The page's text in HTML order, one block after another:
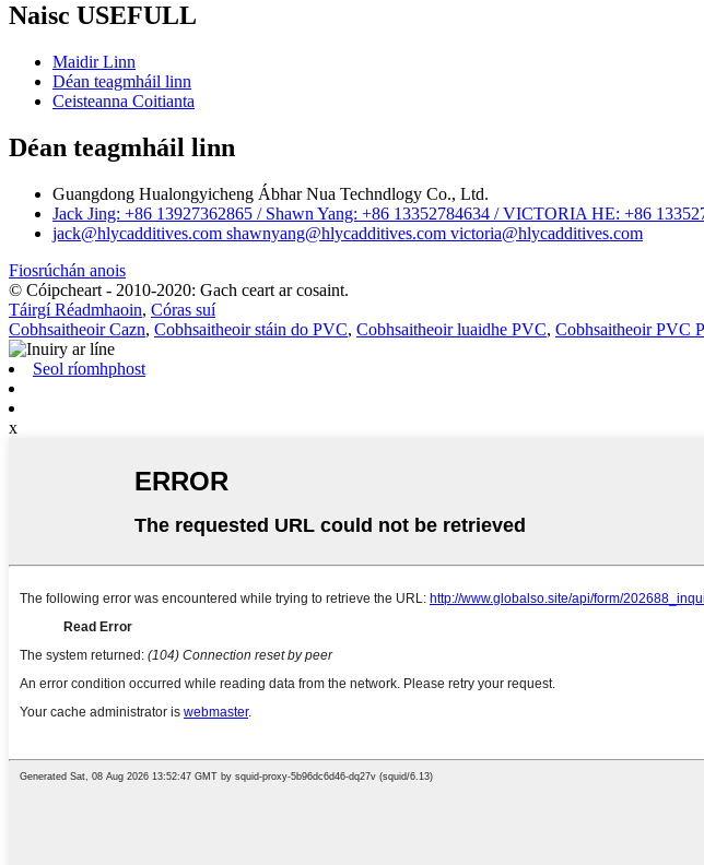
Naisc USEFULL
Maidir Linn
Déan teagmháil linn
Ceisteanna Coitianta
Déan teagmháil linn
Guangdong Hualongyicheng Ábhar Nua Techndlogy Co., Ltd.
Jack Jing: +86 13927362865 / Shawn Yang: +86 13352784634 / VICTORIA HE: +86
jack@hlycadditives.com shawnyang@hlycadditives.com victoria@hlycadditives.com
Fiosrúchán anois
© Cóipcheart - 2010-2020: Gach ceart ar cosaint.
Táirgí Réadmhaoin, Córas suí
Cobhsaitheoir Cazn, Cobhsaitheoir stáin do PVC, Cobhsaitheoir luaidhe PVC, Cobhsaitheoir PVC
Seol ríomhphost
x